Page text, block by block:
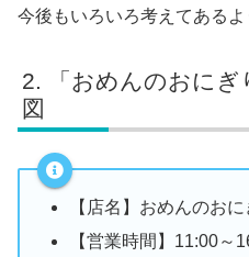
今後もいろいろ考えてあるよ
「おめんのおに
図
【店名】おめんのおに
【営業時間】11:00～